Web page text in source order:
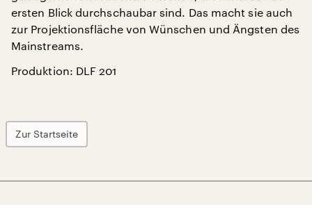
ersten Blick durchschaubar sind. Das macht sie auch
zur Projektionsfläche von Wünschen und Ängsten des
Mainstreams.
Produktion: DLF 201
Zur Startseite